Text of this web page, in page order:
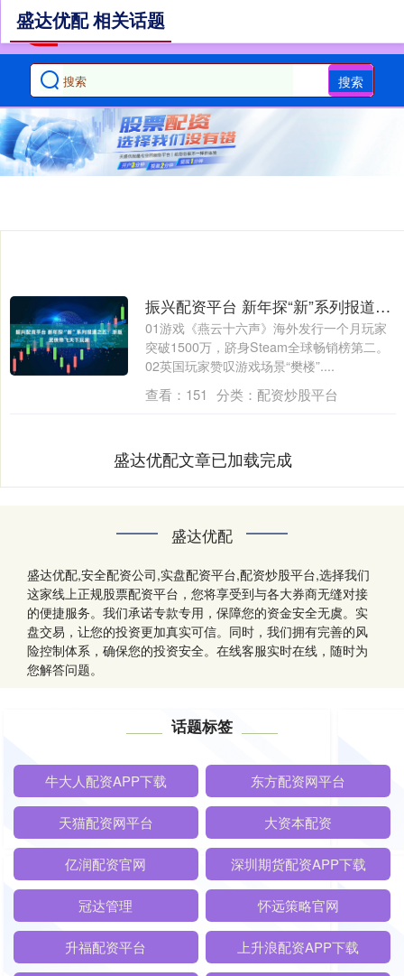
搜索
盛达优配 相关话题
振兴配资平台 新年探“新”系列报道之五：浙版武侠带飞天下玩家
01游戏《燕云十六声》海外发行一个月玩家
突破1500万，跻身Steam全球畅销榜第二。
02英国玩家赞叹游戏场景“樊楼”....
查看： 151 分类： 配资炒股平台
盛达优配文章已加载完成
盛达优配
盛达优配,安全配资公司,实盘配资平台,配资炒股平台,选择我们
这家线上正规股票配资平台，您将享受到与各大券商无缝对接
的便捷服务。我们承诺专款专用，保障您的资金安全无虞。实
盘交易，让您的投资更加真实可信。同时，我们拥有完善的风
险控制体系，确保您的投资安全。在线客服实时在线，随时为
您解答问题。
话题标签
牛大人配资APP下载 东方配资网平台
天猫配资网平台 大资本配资
亿润配资官网 深圳期货配资APP下载
冠达管理 怀远策略官网
升福配资平台 上升浪配资APP下载